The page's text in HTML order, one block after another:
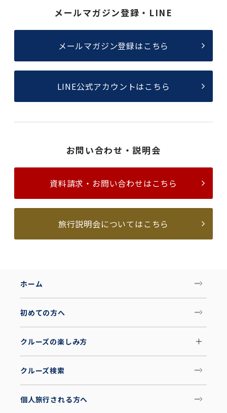
メールマガジン登録・LINE
メールマガジン登録はこちら
LINE公式アカウントはこちら
お問い合わせ・説明会
資料請求・お問い合わせはこちら
旅行説明会についてはこちら
ホーム
初めての方へ
クルーズの楽しみ方
クルーズ検索
個人旅行される方へ